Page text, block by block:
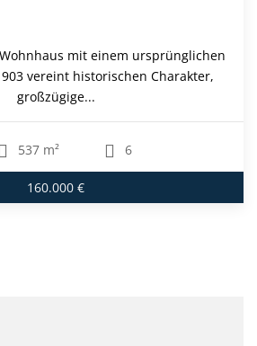
mit einem ursprünglichen
vereint historischen Charakter,
großzügige...
537 m² 6
160.000 €